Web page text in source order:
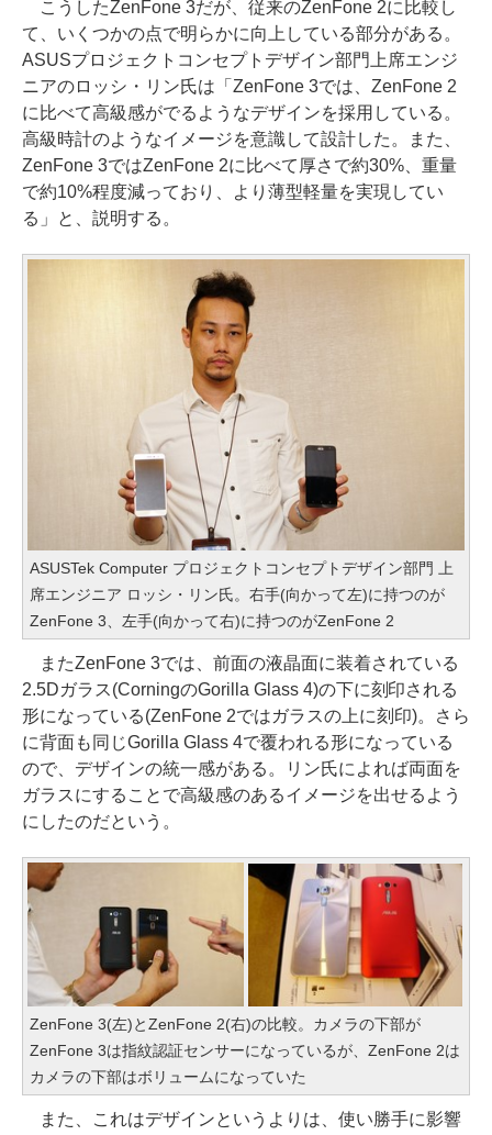
こうしたZenFone 3だが、従来のZenFone 2に比較し
て、いくつかの点で明らかに向上している部分がある。
ASUSプロジェクトコンセプトデザイン部門上席エンジ
ニアのロッシ・リン氏は「ZenFone 3では、ZenFone 2
に比べて高級感がでるようなデザインを採用している。
高級時計のようなイメージを意識して設計した。また、
ZenFone 3ではZenFone 2に比べて厚さで約30%、重量
で約10%程度減っており、より薄型軽量を実現してい
る」と、説明する。
ASUSTek Computer プロジェクトコンセプトデザイン部門 上
席エンジニア ロッシ・リン氏。右手(向かって左)に持つのが
ZenFone 3、左手(向かって右)に持つのがZenFone 2
またZenFone 3では、前面の液晶面に装着されている
2.5Dガラス(CorningのGorilla Glass 4)の下に刻印される
形になっている(ZenFone 2ではガラスの上に刻印)。さら
に背面も同じGorilla Glass 4で覆われる形になっている
ので、デザインの統一感がある。リン氏によれば両面を
ガラスにすることで高級感のあるイメージを出せるよう
にしたのだという。
ZenFone 3(左)とZenFone 2(右)の比較。カメラの下部が
ZenFone 3は指紋認証センサーになっているが、ZenFone 2は
カメラの下部はボリュームになっていた
また、これはデザインというよりは、使い勝手に影響